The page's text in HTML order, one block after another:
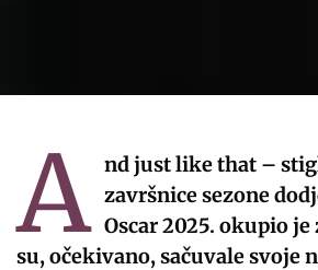
A nd just like that –
završnice sezone
Oscar 2025. okupio
su, očekivano, sačuvale svoje